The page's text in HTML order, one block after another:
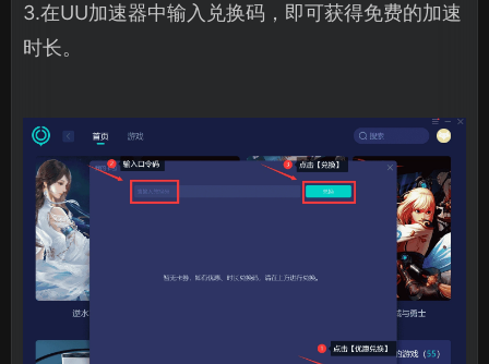
3.在UU加速器中输入兑换码，即可获得免费的加速
时长。